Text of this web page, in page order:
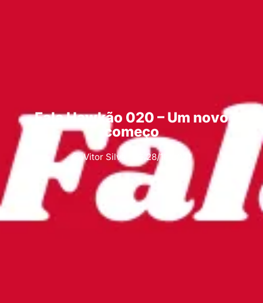
Fala Hawkão 020 – Um novo
começo
Vitor Silva 28/10/2021